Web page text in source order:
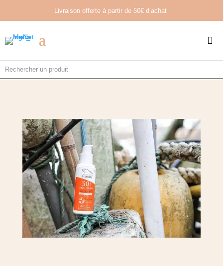
Livraison offerte à partir de 50€ d’achat
